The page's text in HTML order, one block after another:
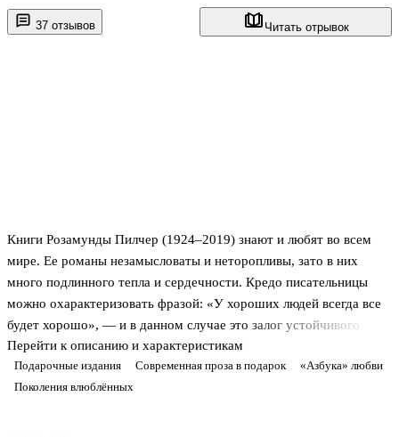
37 отзывов Читать отрывок
Подарочные издания Современная проза в подарок
«Азбука» любви
Поколения влюблённых
Книги Розамунды Пилчер (1924–2019) знают и любят во всем
мире. Ее романы незамысловаты и неторопливы, зато в них
много подлинного тепла и сердечности. Кредо писательницы
можно охарактеризовать фразой: «У хороших людей всегда все
будет хорошо», — и в данном случае это залог устойчивого
читательского успеха.
Джейн, героиня романа «Конец лета», приезжает в шотландское
родовое имение в надежде повидаться с кузеном, в которого с
Перейти к описанию и характеристикам